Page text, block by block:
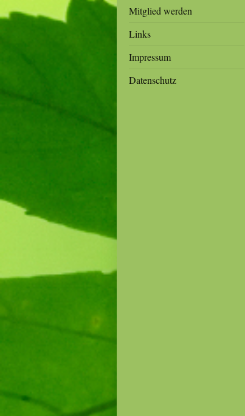
Mitglied werden
Links
Impressum
Datenschutz